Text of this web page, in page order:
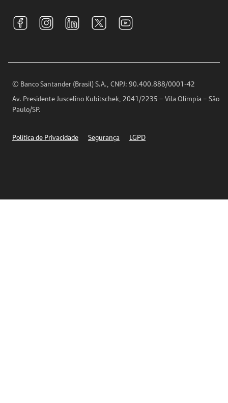
Relações com Investidores
S.A.C
Encontre nossas agências
Horários de Atendimento
Telefones
© Banco Santander (Brasil) S.A., CNPJ: 90.400.888/0001-42
Av. Presidente Juscelino Kubitschek, 2041/2235 – Vila Olímpia – São
Paulo/SP.
Política de Privacidade Segurança LGPD